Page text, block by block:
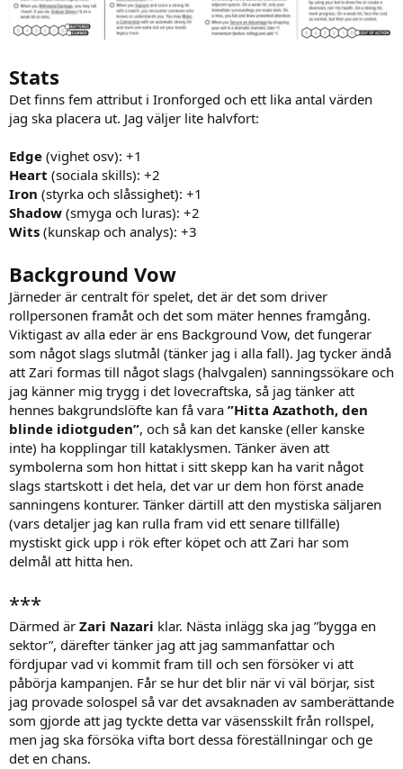
Stats
Det finns fem attribut i Ironforged och ett lika antal värden
jag ska placera ut. Jag väljer lite halvfort:
Edge (vighet osv): +1
Heart (sociala skills): +2
Iron (styrka och slåssighet): +1
Shadow (smyga och luras): +2
Wits (kunskap och analys): +3
Background Vow
Järneder är centralt för spelet, det är det som driver
rollpersonen framåt och det som mäter hennes framgång.
Viktigast av alla eder är ens Background Vow, det fungerar
som något slags slutmål (tänker jag i alla fall). Jag tycker ändå
att Zari formas till något slags (halvgalen) sanningssökare och
jag känner mig trygg i det lovecraftska, så jag tänker att
hennes bakgrundslöfte kan få vara ”Hitta Azathoth, den
blinde idiotguden”, och så kan det kanske (eller kanske
inte) ha kopplingar till kataklysmen. Tänker även att
symbolerna som hon hittat i sitt skepp kan ha varit något
slags startskott i det hela, det var ur dem hon först anade
sanningens konturer. Tänker därtill att den mystiska säljaren
(vars detaljer jag kan rulla fram vid ett senare tillfälle)
mystiskt gick upp i rök efter köpet och att Zari har som
delmål att hitta hen.
***
Därmed är Zari Nazari klar. Nästa inlägg ska jag ”bygga en
sektor”, därefter tänker jag att jag sammanfattar och
fördjupar vad vi kommit fram till och sen försöker vi att
påbörja kampanjen. Får se hur det blir när vi väl börjar, sist
jag provade solospel så var det avsaknaden av samberättande
som gjorde att jag tyckte detta var väsensskilt från rollspel,
men jag ska försöka vifta bort dessa föreställningar och ge
det en chans.